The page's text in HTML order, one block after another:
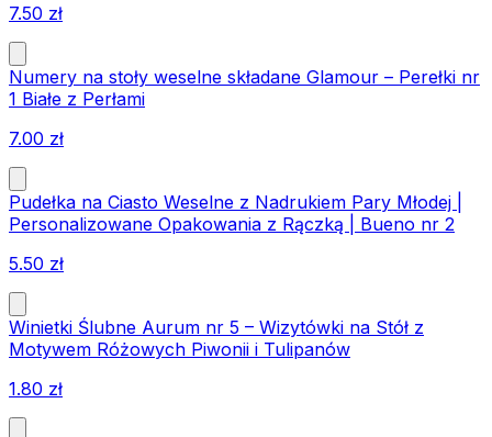
7.50 zł
Numery na stoły weselne składane Glamour – Perełki nr
1 Białe z Perłami
7.00 zł
Pudełka na Ciasto Weselne z Nadrukiem Pary Młodej |
Personalizowane Opakowania z Rączką | Bueno nr 2
5.50 zł
Winietki Ślubne Aurum nr 5 – Wizytówki na Stół z
Motywem Różowych Piwonii i Tulipanów
1.80 zł